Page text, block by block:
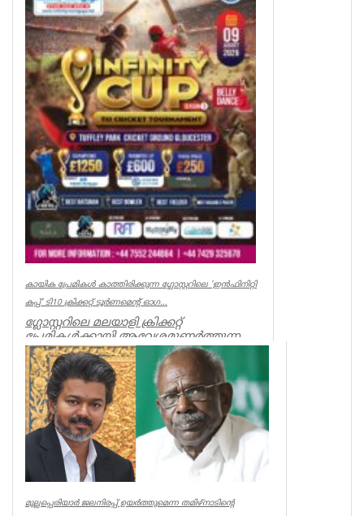
വീഴ്ച്ച സംഭ...
UK NEWS
കായിക പ്രേമികള്‍ കാത്തിരിക്കുന്ന ഗ്ലോസ്റ്ററിലെ 'ഇന്‍ഫിനിറ്റി
കപ്പ്' ടി10 ക്രിക്കറ്റ് ടൂര്‍ണമെന്റ് ഓഗ...
ഗ്ലോസ്റ്ററിലെ മലയാളി ക്രിക്കറ്റ്
പ്രേമികള്‍ക്കായി ആവേശമുണര്‍ത്തുന്ന
'ഇന്‍ഫിനിറ്റി കപ്പ് - സീസണ്‍ 3'...
Associations
മുല്ലപ്പെരിയാർ ജലനിരപ്പ് ഉയർത്തുമെന്ന തമിഴ്നാടിന്റെ